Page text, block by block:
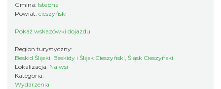
Dni Koronki Koniakowskiej
Koniaków
3.71 km
Gmina: Istebna
Powiat: cieszyński
Pokaż wskazówki dojazdu
Region turystyczny:
Beskid Śląski, Beskidy i Śląsk Cieszyński, Śląsk Cieszyński
Lokalizacja: Na wsi
Kategoria:
Wydarzenia